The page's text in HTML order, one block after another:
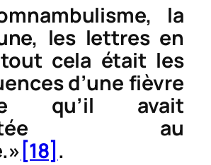
la
les lettres en
cela était les
d’une fièvre
qu’il avait
au
[18] .